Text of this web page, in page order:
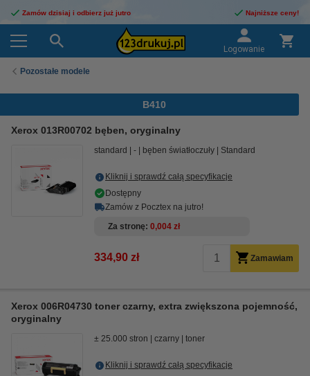
Zamów dzisiaj i odbierz już jutro Najniższe ceny!
Logowanie
Pozostałe modele
B410
Xerox 013R00702 bęben, oryginalny
standard - bęben światłoczuły Standard
Kliknij i sprawdź całą specyfikacje
Dostępny
Zamów z Pocztex na jutro!
Za stronę 0,004 zł
334,90 zł Zamawiam
Xerox 006R04730 toner czarny, extra zwiększona pojemność,
oryginalny
± 25.000 stron czarny toner
Kliknij i sprawdź całą specyfikacje